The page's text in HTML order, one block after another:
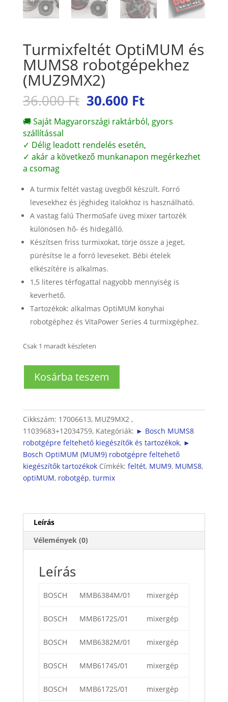
Turmixfeltét OptiMUM és
MUMS8 robotgépekhez
(MUZ9MX2)
36.000Ft Original
price
was:
30.600 FtCurrent
price
is:
🚚 Saját Magyarországi raktárból, gyors
szállítással
✓ Délig leadott rendelés esetén,
✓ akár a következő munkanapon megérkezhet
a csomag
A turmix feltét vastag üvegből készült. Forró
levesekhez és jéghideg italokhoz is használható.
A vastag falú ThermoSafe üveg mixer tartozék
különösen hő- és hidegálló.
Készítsen friss turmixokat, törje össze a jeget,
pürésítse le a forró leveseket. Bébi ételek
elkészítére is alkalmas.
1,5 literes térfogattal nagyobb mennyiség is
keverhető.
Tartozékok: alkalmas OptiMUM konyhai
robotgéphez és VitaPower Series 4 turmixgéphez.
Csak 1 maradt készleten
OptiMUM
robotgépekhez
(MUZ9MX2)
mennyiség
Kosárba teszem
Cikkszám: 17006613, MUZ9MX2 ,
11039683+12034759, Kategóriák: ► Bosch MUMS8
robotgépre feltehető kiegészítők és tartozékok, ►
Bosch OptiMUM (MUM9) robotgépre feltehető
kiegészítők tartozékok Címkék: feltét, MUM9, MUMS8,
optiMUM, robotgép, turmix
Leírás
Vélemények (0)
Leírás
BOSCH MMB6384M/01 mixergép
BOSCH MMB6172S/01 mixergép
BOSCH MMB6382M/01 mixergép
BOSCH MMB6174S/01 mixergép
BOSCH MMB6172S/01 mixergép